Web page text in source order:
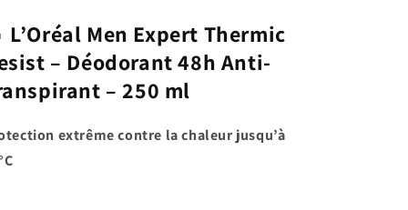
L’Oréal Men Expert Thermic
– Déodorant 48h Anti-
– 250 ml
extrême contre la chaleur jusqu’à